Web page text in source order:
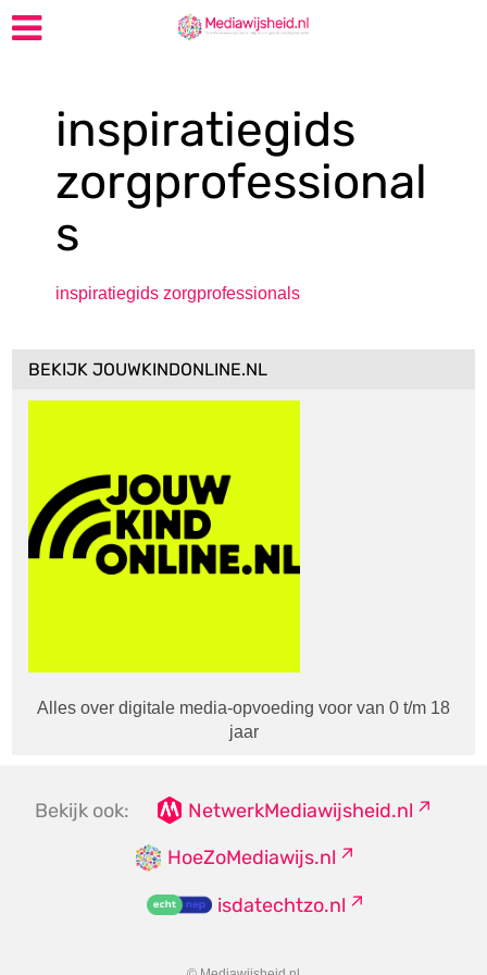
inspiratiegids
zorgprofessional
s
inspiratiegids zorgprofessionals
BEKIJK JOUWKINDONLINE.NL
Alles over digitale media-opvoeding voor van 0 t/m 18
jaar
Bekijk ook:
NetwerkMediawijsheid.nl
HoeZoMediawijs.nl
isdatechtzo.nl